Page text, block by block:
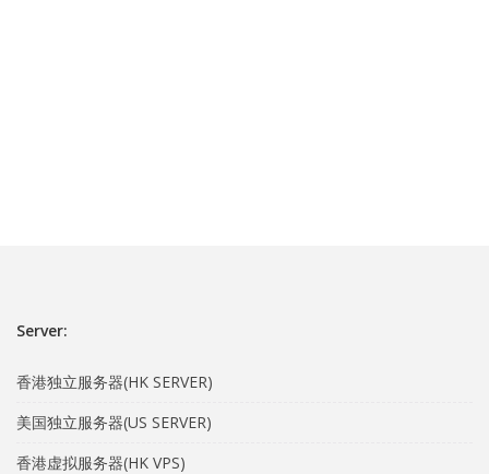
Server:
香港独立服务器(HK SERVER)
美国独立服务器(US SERVER)
香港虚拟服务器(HK VPS)